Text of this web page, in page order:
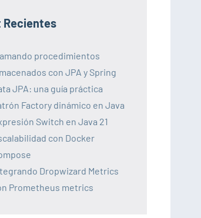
Recientes
procedimientos
con JPA y Spring
JPA: una guía práctica
Factory dinámico en Java
Switch en Java 21
con Docker
Dropwizard Metrics
Prometheus metrics